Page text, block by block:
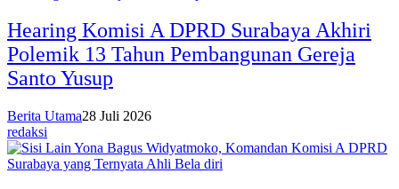
Hearing Komisi A DPRD Surabaya Akhiri
Polemik 13 Tahun Pembangunan Gereja
Santo Yusup
Berita Utama28 Juli 2026
redaksi